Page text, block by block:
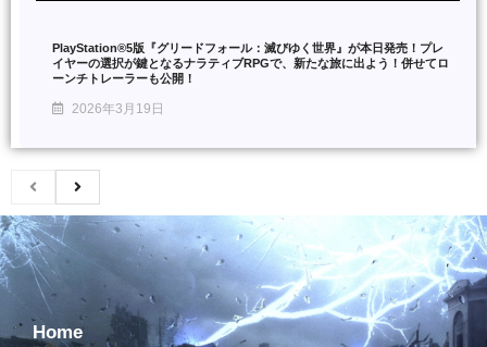
PlayStation®5版『グリードフォール：滅びゆく世界』が本日発売！プレ
イヤーの選択が鍵となるナラティブRPGで、新たな旅に出よう！併せてロ
ーンチトレーラーも公開！
2026年3月19日
Home